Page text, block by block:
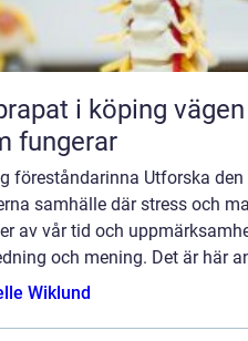
köping vägen tillbaka till en kropp
fungerar
föreståndarinna Utforska
samhälle där stress och
av vår tid och
och mening. Det är här
Wiklund